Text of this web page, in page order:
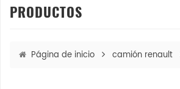
PRODUCTOS
Página de inicio camión renault